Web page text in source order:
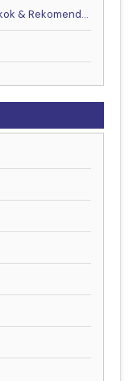
Panduan Lengkap Musim di Tiongkok & Rekomendasi Waktu Terbaik untuk Berkunjung!